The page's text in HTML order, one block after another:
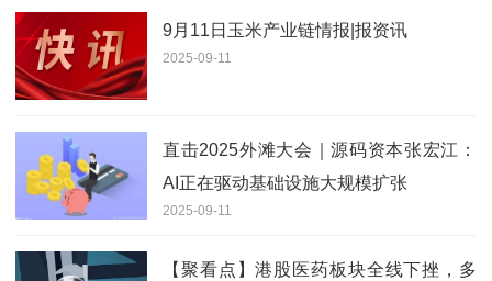
9月11日玉米产业链情报|报资讯
2025-09-11
直击2025外滩大会｜源码资本张宏江：
AI正在驱动基础设施大规模扩张
2025-09-11
【聚看点】港股医药板块全线下挫，多